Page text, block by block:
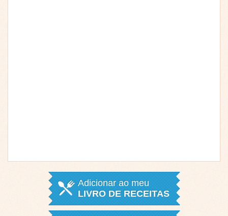
Adicionar ao meu
LIVRO DE RECEITAS